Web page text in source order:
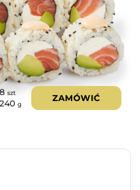
8 szt
240 g
ZAMÓWIĆ